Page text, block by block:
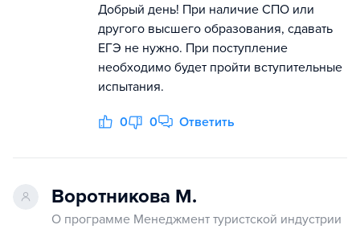
Добрый день! При наличие СПО или
другого высшего образования, сдавать
ЕГЭ не нужно. При поступление
необходимо будет пройти вступительные
испытания.
0 0 Ответить
Воротникова М.
О программе Менеджмент туристской индустрии